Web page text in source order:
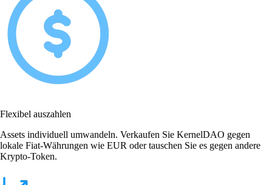
Flexibel auszahlen
Assets individuell umwandeln. Verkaufen Sie KernelDAO gegen
lokale Fiat-Währungen wie EUR oder tauschen Sie es gegen andere
Krypto-Token.